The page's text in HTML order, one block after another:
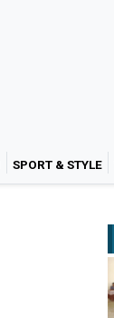
SPORT & STYLE